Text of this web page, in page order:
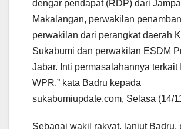
dengar pendapat (RDP) dari
Makalangan, perwakilan
perwakilan dari perangkat daerah
Sukabumi dan perwakilan ESDM
Jabar. Inti permasalahannya terkait
WPR,” kata Badru kepada
sukabumiupdate.com, Selasa (14/
Sebagai wakil rakyat, lanjut Badru,